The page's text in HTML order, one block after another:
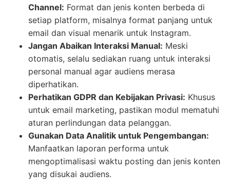
Channel: Format dan jenis konten berbeda di
setiap platform, misalnya format panjang untuk
email dan visual menarik untuk Instagram.
Jangan Abaikan Interaksi Manual: Meski
otomatis, selalu sediakan ruang untuk interaksi
personal manual agar audiens merasa
diperhatikan.
Perhatikan GDPR dan Kebijakan Privasi: Khusus
untuk email marketing, pastikan modul mematuhi
aturan perlindungan data pelanggan.
Gunakan Data Analitik untuk Pengembangan:
Manfaatkan laporan performa untuk
mengoptimalisasi waktu posting dan jenis konten
yang disukai audiens.